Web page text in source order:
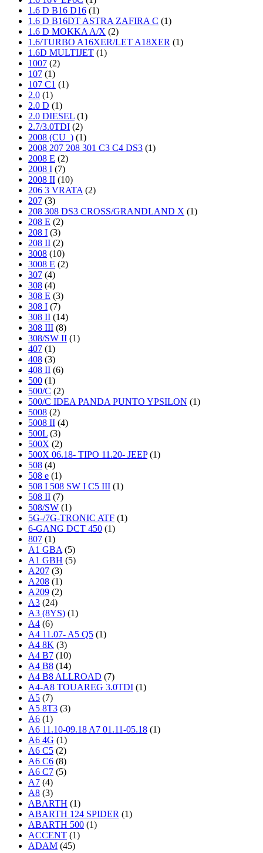
1.6 D B16 D16 (1)
1.6 D B16DT ASTRA ZAFIRA C (1)
1.6 D MOKKA A/X (2)
1.6/TURBO A16XER/LET A18XER (1)
1.6D MULTIJET (1)
1007 (2)
107 (1)
107 C1 (1)
2.0 (1)
2.0 D (1)
2.0 DIESEL (1)
2.7/3.0TDI (2)
2008 (CU_) (1)
2008 207 208 301 C3 C4 DS3 (1)
2008 E (2)
2008 I (7)
2008 II (10)
206 3 VRATA (2)
207 (3)
208 308 DS3 CROSS/GRANDLAND X (1)
208 E (2)
208 I (3)
208 II (2)
3008 (10)
3008 E (2)
307 (4)
308 (4)
308 E (3)
308 I (7)
308 II (14)
308 III (8)
308/SW II (1)
407 (1)
408 (3)
408 II (6)
500 (1)
500/C (2)
500/C IDEA PANDA PUNTO YPSILON (1)
5008 (2)
5008 II (4)
500L (3)
500X (2)
500X 06.18- TIPO 11.20- JEEP (1)
508 (4)
508 e (1)
508 I 508 SW I C5 III (1)
508 II (7)
508/SW (1)
5G-/7G-TRONIC ATF (1)
6-GANG DCT 450 (1)
807 (1)
A1 GBA (5)
A1 GBH (5)
A207 (3)
A208 (1)
A209 (2)
A3 (24)
A3 (8YS) (1)
A4 (6)
A4 11.07- A5 Q5 (1)
A4 8K (3)
A4 B7 (10)
A4 B8 (14)
A4 B8 ALLROAD (7)
A4-A8 TOUAREG 3.0TDI (1)
A5 (7)
A5 8T3 (3)
A6 (1)
A6 11.10-09.18 A7 01.11-05.18 (1)
A6 4G (1)
A6 C5 (2)
A6 C6 (8)
A6 C7 (5)
A7 (4)
A8 (3)
ABARTH (1)
ABARTH 124 SPIDER (1)
ABARTH 500 (1)
ACCENT (1)
ADAM (45)